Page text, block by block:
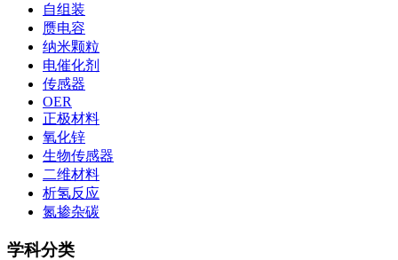
自组装
赝电容
纳米颗粒
电催化剂
传感器
OER
正极材料
氧化锌
生物传感器
二维材料
析氢反应
氮掺杂碳
学科分类